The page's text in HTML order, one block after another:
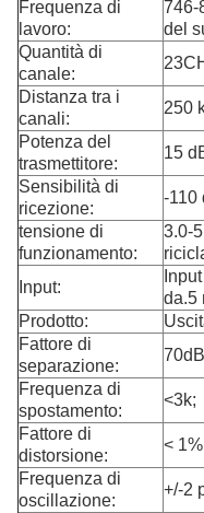
Frequenza di
lavoro:
746-
del
Quantità di
canale:
Distanza tra i
canali:
250
Potenza del
trasmettitore:
15
Sensibilità di
ricezione:
-110
tensione di
funzionamento:
3.0-
Input:
da.5
Prodotto:
Fattore di
separazione:
Frequenza di
spostamento:
<3k;
Fattore di
distorsione:
<
Frequenza di
oscillazione:
+/-2